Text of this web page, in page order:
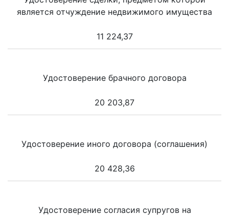
является отчуждение недвижимого имущества
11 224,37
Удостоверение брачного договора
20 203,87
Удостоверение иного договора (соглашения)
20 428,36
Удостоверение согласия супругов на